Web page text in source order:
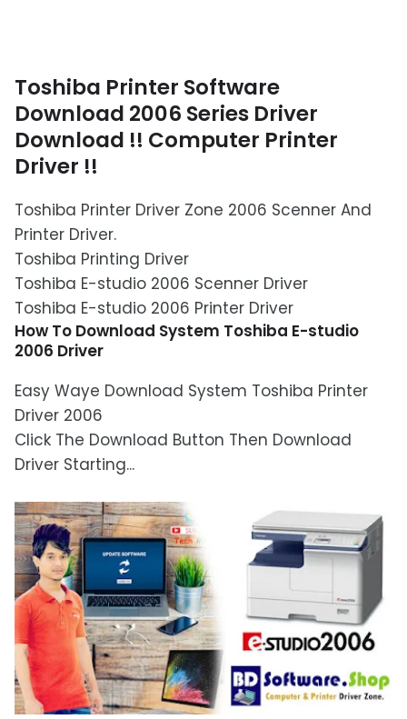
Toshiba Printer Software
Download 2006 Series Driver
Download !! Computer Printer
Driver !!
Toshiba Printer Driver Zone 2006 Scenner And
Printer Driver.
Toshiba Printing Driver
Toshiba E-studio 2006 Scenner Driver
Toshiba E-studio 2006 Printer Driver
How To Download System Toshiba E-studio
2006 Driver
Easy Waye Download System Toshiba Printer
Driver 2006
Click The Download Button Then Download
Driver Starting...